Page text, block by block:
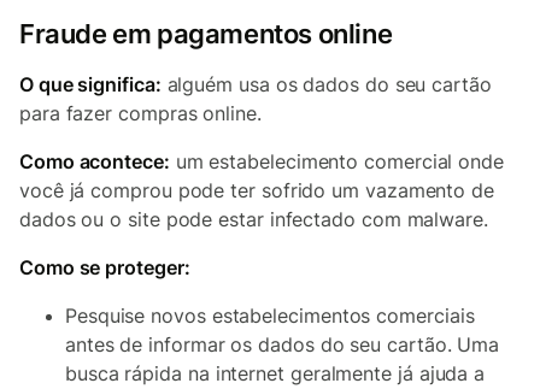
Fraude em pagamentos online
O que significa: alguém usa os dados do seu cartão
para fazer compras online.
Como acontece: um estabelecimento comercial onde
você já comprou pode ter sofrido um vazamento de
dados ou o site pode estar infectado com malware.
Como se proteger:
Pesquise novos estabelecimentos comerciais
antes de informar os dados do seu cartão. Uma
busca rápida na internet geralmente já ajuda a